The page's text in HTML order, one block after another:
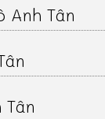
Anh Tân